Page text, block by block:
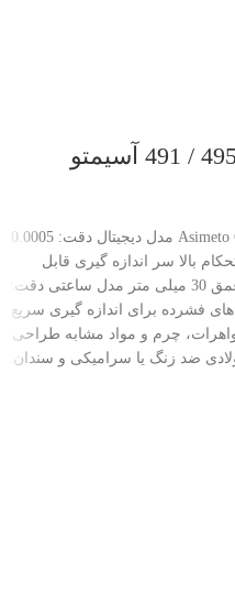
Asimeto Quick Thickness Gauges Series 495 / 491 مدل دیجیتال دقت: 0.0005
استحکام بالا سر اندازه گیری قابل
تعویض (مسطح یا توپی) با خروجی داده عمق 30 میلی متر مدل ساعتی دقت:
سنج های فشرده برای اندازه گیری سریع
چرم و مواد مشابه طراحی
ضد زنگ یا سرامیکی و سندان.